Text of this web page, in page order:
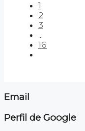
1
2
3
...
16
Email
Perfil de Google